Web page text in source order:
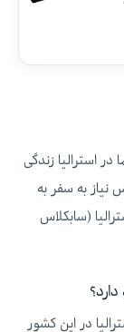
در استرالیا زندگی
نیاز به سفر به
(سابکلاس
دارد؟
در این کشور